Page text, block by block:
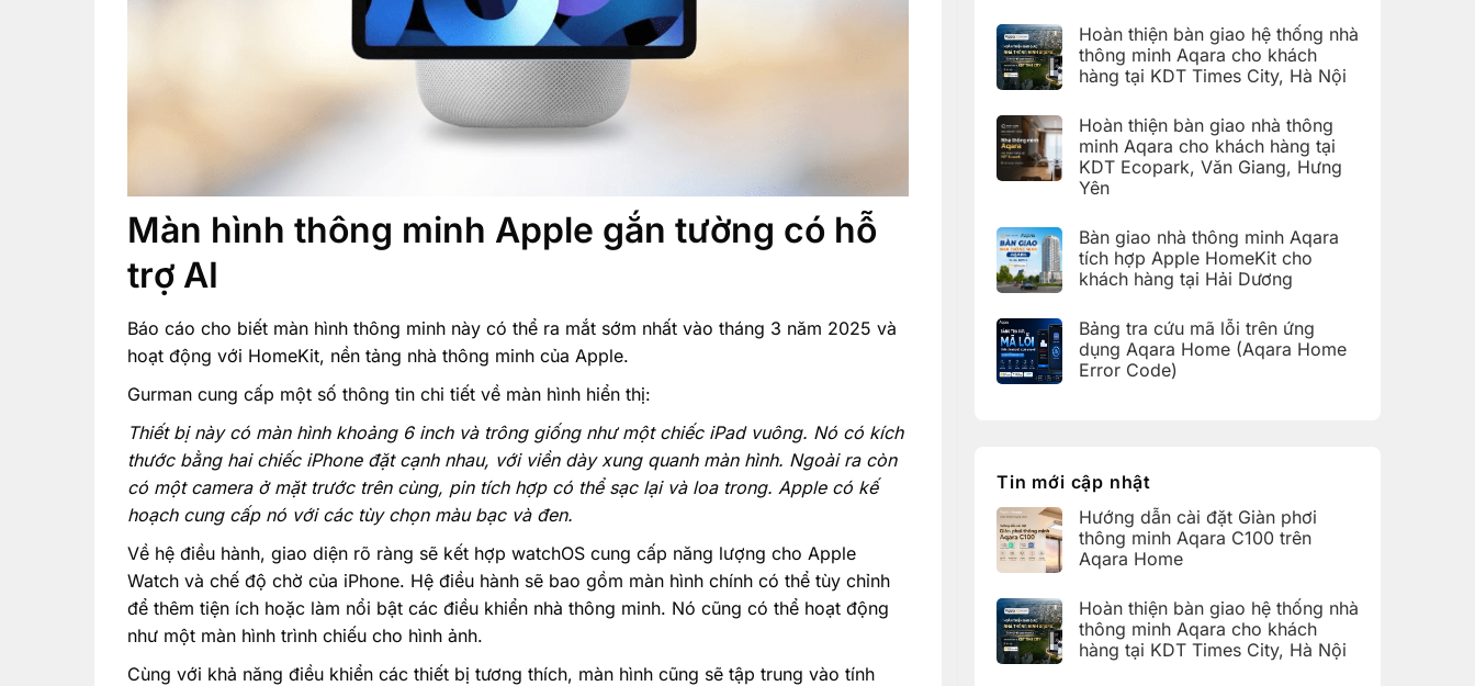
Màn hình thông minh Apple gắn tường có hỗ
trợ AI
Báo cáo cho biết màn hình thông minh này có thể ra mắt sớm nhất vào tháng 3 năm 2025 và
hoạt động với HomeKit, nền tảng nhà thông minh của Apple.
Gurman cung cấp một số thông tin chi tiết về màn hình hiển thị:
Thiết bị này có màn hình khoảng 6 inch và trông giống như một chiếc iPad vuông. Nó có kích
thước bằng hai chiếc iPhone đặt cạnh nhau, với viền dày xung quanh màn hình. Ngoài ra còn
có một camera ở mặt trước trên cùng, pin tích hợp có thể sạc lại và loa trong. Apple có kế
hoạch cung cấp nó với các tùy chọn màu bạc và đen.
Về hệ điều hành, giao diện rõ ràng sẽ kết hợp watchOS cung cấp năng lượng cho Apple
Watch và chế độ chờ của iPhone. Hệ điều hành sẽ bao gồm màn hình chính có thể tùy chỉnh
để thêm tiện ích hoặc làm nổi bật các điều khiển nhà thông minh. Nó cũng có thể hoạt động
như một màn hình trình chiếu cho hình ảnh.
Cùng với khả năng điều khiển các thiết bị tương thích, màn hình cũng sẽ tập trung vào tính
bình
luận
ở
Hướng
đặt
Giàn
phơi
thông
minh
Aqara
Aqara
Home
Hoàn thiện bàn giao hệ thống nhà
thông minh Aqara cho khách
hàng tại KDT Times City, Hà Nội
bình
luận
ở
Hoàn
thiện
bàn
thống
nhà
thông
minh
khách
hàng
tại
KDT
Hoàn thiện bàn giao nhà thông
minh Aqara cho khách hàng tại
KDT Ecopark, Văn Giang, Hưng
Yên
bình
luận
ở
Hoàn
giao
nhà
thông
minh
Aqara
Văn
Giang,
Hưng
Yên
Bàn giao nhà thông minh Aqara
tích hợp Apple HomeKit cho
khách hàng tại Hải Dương
bình
luận
ở
Bàn
hợp
Apple
cho
khách
hàng
tại
Bảng tra cứu mã lỗi trên ứng
dụng Aqara Home (Aqara Home
Error Code)
tra
cứu
lỗi
trên
ứng
dụng
(Aqara
Home
Error
Code)
Tin mới cập nhật
Hướng dẫn cài đặt Giàn phơi
thông minh Aqara C100 trên
Aqara Home
bình
luận
ở
Hướng
Hoàn thiện bàn giao hệ thống nhà
thông minh Aqara cho khách
hàng tại KDT Times City, Hà Nội